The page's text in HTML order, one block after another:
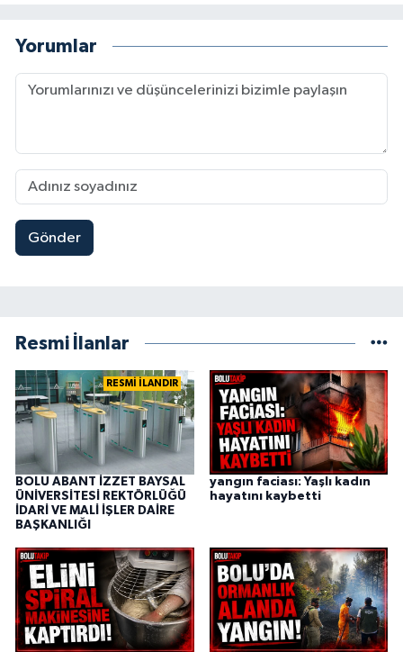
Yorumlar
Gönder
Resmi İlanlar
RESMİ İLANDIR
BOLU ABANT İZZET BAYSAL
ÜNİVERSİTESİ REKTÖRLÜĞÜ
İDARİ VE MALİ İŞLER DAİRE
BAŞKANLIĞI
yangın faciası: Yaşlı kadın
hayatını kaybetti